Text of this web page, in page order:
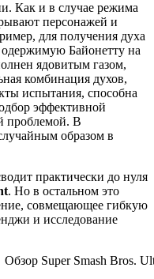
Как и в случае режима
персонажей и
для получения духа
одержимую Байонетту на
ядовитым газом,
комбинация духов,
испытания, способна
эффективной
проблемой. В
образом в
практически до нуля
. Но в остальном это
совмещающее гибкую
и исследование